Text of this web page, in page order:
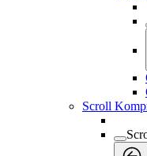
Scroll